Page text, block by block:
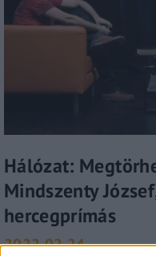
Hálózat:
Mindszenty
hercegprímás
2022.02.24.